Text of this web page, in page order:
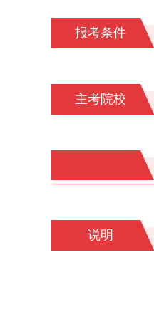
报考条件
主考院校
说明